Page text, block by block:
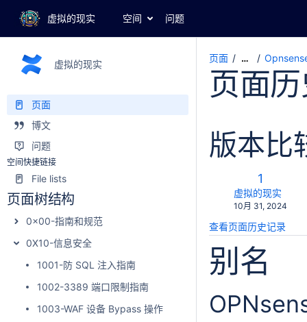
虚拟的现实 空间 问题
虚拟的现实
页面
博文
问题
空间快捷链接
File lists
页面树结构
0x00-指南和规范
0X10-信息安全
1001-防 SQL 注入指南
1002-3389 端口限制指南
1003-WAF 设备 Bypass 操作
页面 …
页面
版本比
旧
版
本
1
虚拟的现实
保
于
10月 31, 2024
查看页面历史记录
别名